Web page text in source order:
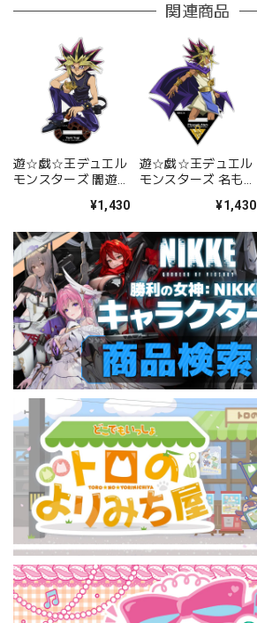
関連商品
遊☆戯☆王デュエル
モンスターズ 闇遊戯
¥1,430
遊☆戯☆王デュエル
モンスターズ 名も無
¥1,430